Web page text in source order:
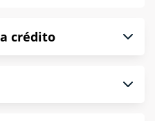
crédito
compra generas el